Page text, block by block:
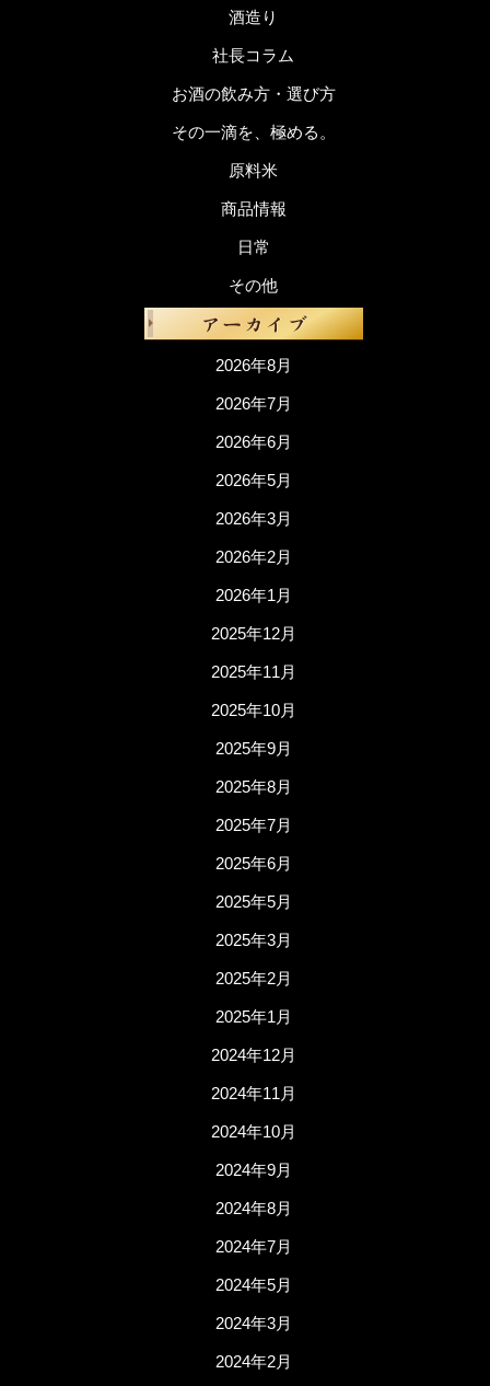
酒造り
社長コラム
お酒の飲み方・選び方
その一滴を、極める。
原料米
商品情報
日常
その他
2026年8月
2026年7月
2026年6月
2026年5月
2026年3月
2026年2月
2026年1月
2025年12月
2025年11月
2025年10月
2025年9月
2025年8月
2025年7月
2025年6月
2025年5月
2025年3月
2025年2月
2025年1月
2024年12月
2024年11月
2024年10月
2024年9月
2024年8月
2024年7月
2024年5月
2024年3月
2024年2月